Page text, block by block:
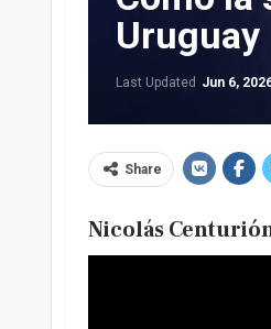
Uruguay
Last Updated Jun 6,
Share
Nicolás